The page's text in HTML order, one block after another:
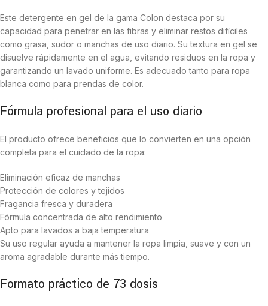
Este detergente en gel de la gama Colon destaca por su
capacidad para penetrar en las fibras y eliminar restos difíciles
como grasa, sudor o manchas de uso diario. Su textura en gel se
disuelve rápidamente en el agua, evitando residuos en la ropa y
garantizando un lavado uniforme. Es adecuado tanto para ropa
blanca como para prendas de color.
Fórmula profesional para el uso diario
El producto ofrece beneficios que lo convierten en una opción
completa para el cuidado de la ropa:
Eliminación eficaz de manchas
Protección de colores y tejidos
Fragancia fresca y duradera
Fórmula concentrada de alto rendimiento
Apto para lavados a baja temperatura
Su uso regular ayuda a mantener la ropa limpia, suave y con un
aroma agradable durante más tiempo.
Formato práctico de 73 dosis